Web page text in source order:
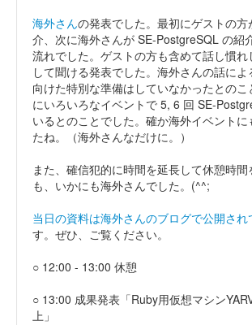
海外さんの発表でした。最初にゲストの方
介、次に海外さんが SE-PostgreSQL の紹
流れでした。ゲストの方も含めて話し慣
して聞ける発表でした。海外さんの話に
向けた特別な準備はしていなかったとの
にいろいろなイベントで 5, 6 回 SE-
いるとのことでした。確か海外イベントに
たね。（海外さんなだけに。）
また、確信犯的に時間を延長して休憩時
も、いかにも海外さんでした。(^^;
当日の資料は海外さんのブログで公開され
す。ぜひ、ご覧ください。
○ 12:00 - 13:00 休憩
○ 13:00 成果発表「Ruby用仮想マシン
上」